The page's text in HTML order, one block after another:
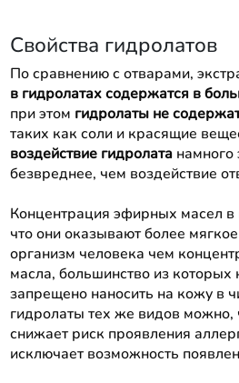
Свойства гидролатов
По сравнению с отварами,
в гидролатах содержатся в
при этом гидролаты не
таких как соли и красящие
воздействие гидролатанамного
безвреднее, чем воздействие
Концентрация эфирных масел в
что они оказывают более
организм человека чем
масла, большинство из которых
запрещено наносить на кожу в
гидролаты тех же видов можно,
снижает риск проявления
исключает возможность